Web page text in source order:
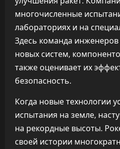
многочисленные
лабораториях и на
Здесь команда
новых систем,
также оценивает их
безопасность.
Когда новые технологии
испытания на земле,
на рекордные высоты.
своей истории